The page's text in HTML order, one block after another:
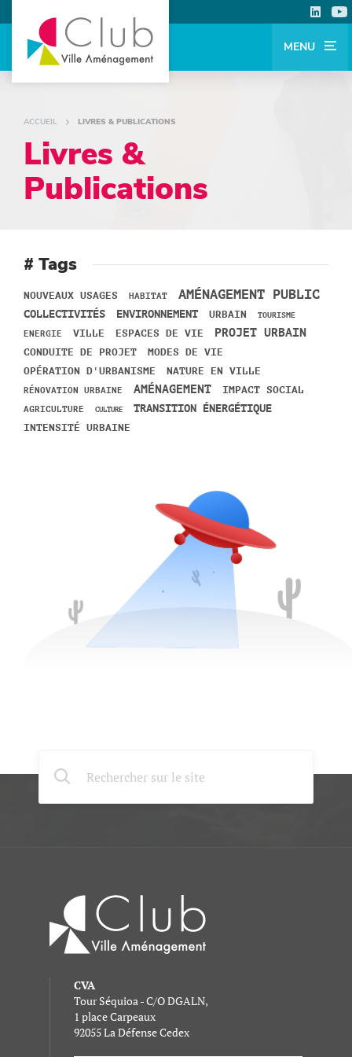
MENU
ACCUEIL LIVRES & PUBLICATIONS
Livres &
Publications
# Tags
NOUVEAUX USAGES HABITAT AMÉNAGEMENT PUBLIC
COLLECTIVITÉS ENVIRONNEMENT URBAIN TOURISME
ENERGIE VILLE ESPACES DE VIE PROJET URBAIN
CONDUITE DE PROJET MODES DE VIE
OPÉRATION D'URBANISME NATURE EN VILLE
RÉNOVATION URBAINE AMÉNAGEMENT IMPACT SOCIAL
AGRICULTURE CULTURE TRANSITION ÉNERGÉTIQUE
INTENSITÉ URBAINE
CVA
Tour Séquioa - C/O DGALN,
1 place Carpeaux
92055 La Défense Cedex